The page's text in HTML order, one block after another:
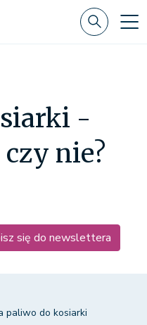
-
nie?
się do newslettera
paliwo do kosiarki